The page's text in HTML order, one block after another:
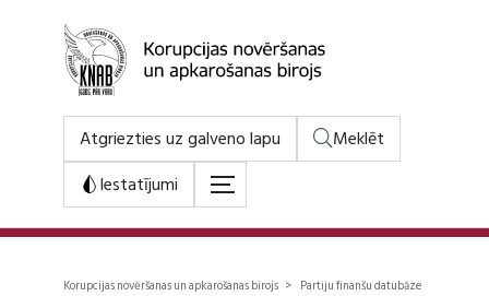
Atgriezties uz galveno lapu
Meklēt
Iestatījumi
Korupcijas novēršanas un apkarošanas birojs > Partiju finanšu datubāze